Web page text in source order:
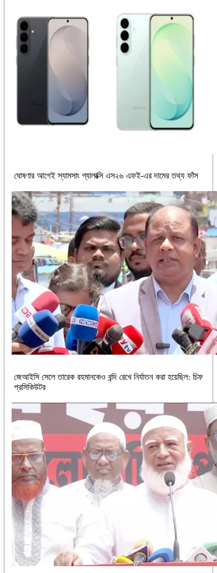
ঘোষণার আগেই স্যামসাং গ্যালাক্সি এস২৬ এফই-এর দামের তথ্য ফাঁস
জেআইসি সেলে তারেক রহমানকেও বন্দি রেখে নির্যাতন করা হয়েছিল: চিফ
প্রসিকিউটর